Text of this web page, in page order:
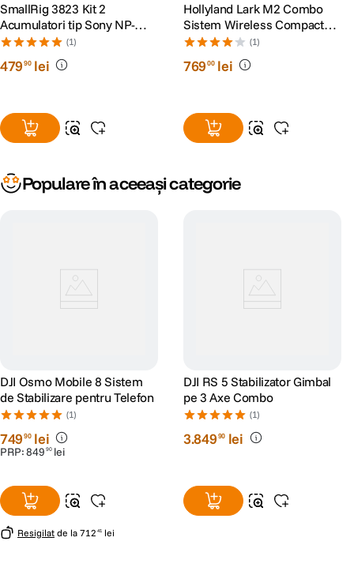
SmallRig 3823 Kit 2
Acumulatori tip Sony NP-
F970 si Incarcator
(1)
47990 lei
Hollyland Lark M2 Combo
Sistem Wireless Compact
Shine Charcoal
(1)
76900 lei
Populare în aceeași categorie
DJI Osmo Mobile 8 Sistem
de Stabilizare pentru Telefon
(1)
74990 lei
PRP:849 90 lei
Resigilat de la 712 41 lei
DJI RS 5 Stabilizator Gimbal
pe 3 Axe Combo
(1)
3.84990 lei